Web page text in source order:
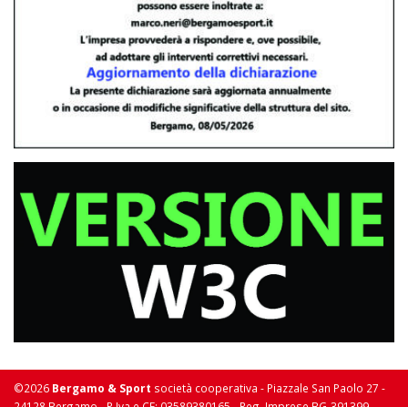
©2026 Bergamo & Sport società cooperativa - Piazzale San Paolo 27 -